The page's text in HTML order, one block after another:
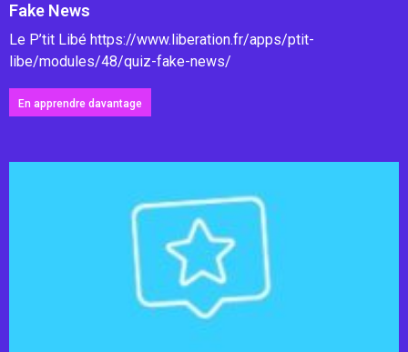
Fake News
Le P’tit Libé https://www.liberation.fr/apps/ptit-
libe/modules/48/quiz-fake-news/
En apprendre davantage